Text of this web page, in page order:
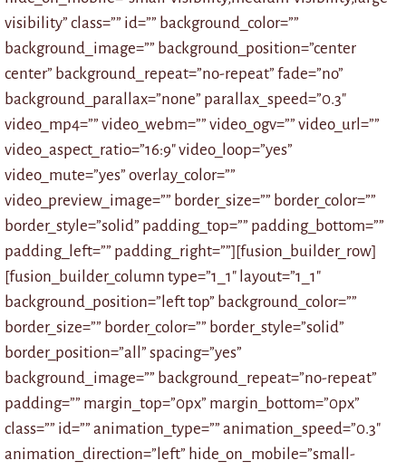
visibility” class=”” id=”” background_color=””
background_image=”” background_position=”center
center” background_repeat=”no-repeat” fade=”no”
background_parallax=”none” parallax_speed=”0.3″
video_mp4=”” video_webm=”” video_ogv=”” video_url=””
video_aspect_ratio=”16:9″ video_loop=”yes”
video_mute=”yes” overlay_color=””
video_preview_image=”” border_size=”” border_color=””
border_style=”solid” padding_top=”” padding_bottom=””
padding_left=”” padding_right=””][fusion_builder_row]
[fusion_builder_column type=”1_1″ layout=”1_1″
background_position=”left top” background_color=””
border_size=”” border_color=”” border_style=”solid”
border_position=”all” spacing=”yes”
background_image=”” background_repeat=”no-repeat”
padding=”” margin_top=”0px” margin_bottom=”0px”
class=”” id=”” animation_type=”” animation_speed=”0.3″
animation_direction=”left” hide_on_mobile=”small-